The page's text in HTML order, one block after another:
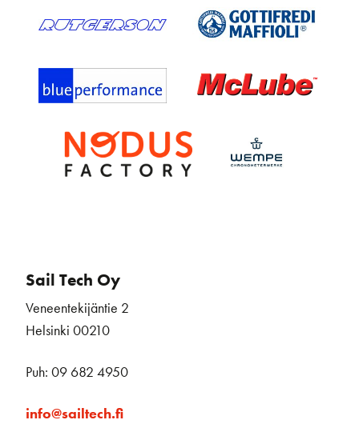
Sail Tech Oy
Veneentekijäntie 2
Helsinki 00210
Puh: 09 682 4950
info@sailtech.fi